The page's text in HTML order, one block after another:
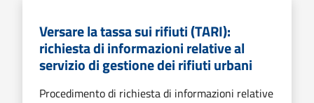
Versare la tassa sui rifiuti (TARI):
richiesta di informazioni relative al
servizio di gestione dei rifiuti urbani
Procedimento di richiesta di informazioni relative